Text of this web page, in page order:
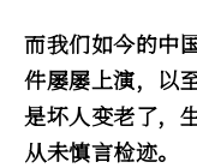
而我们如今的中
件屡屡上演，以
是坏人变老了，
从未慎言检迹。